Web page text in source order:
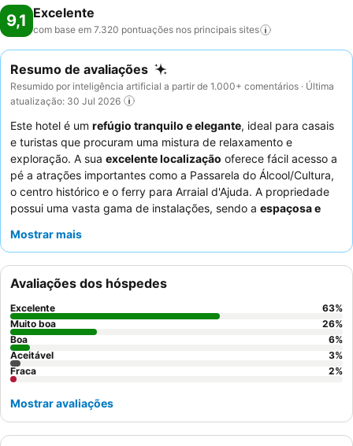
9,1 Excelente
com base em 7.320 pontuações nos principais sites
Resumo de avaliações
Resumido por inteligência artificial a partir de 1.000+ comentários · Última
atualização: 30 Jul 2026
Este hotel é um refúgio tranquilo e elegante, ideal para casais
e turistas que procuram uma mistura de relaxamento e
exploração. A sua excelente localização oferece fácil acesso a
pé a atrações importantes como a Passarela do Álcool/Cultura,
o centro histórico e o ferry para Arraial d'Ajuda. A propriedade
possui uma vasta gama de instalações, sendo a espaçosa e
Os funcionários recebem consistentemente elogios pela sua
diversificado e fresco, especialmente a popular
tapioca. Para uma experiência mais tranquila, os hóspedes
devem considerar solicitar um quarto virado para o jardim.
Mostrar mais
Avaliações dos hóspedes
Excelente 63%
Muito boa
26%
Boa
6%
Aceitável
3%
Fraca
2%
Mostrar avaliações